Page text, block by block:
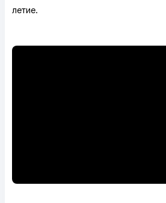
летие.